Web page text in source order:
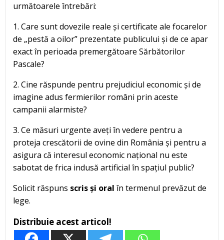
următoarele întrebări:
1. Care sunt dovezile reale și certificate ale focarelor
de „pestă a oilor” prezentate publicului și de ce apar
exact în perioada premergătoare Sărbătorilor
Pascale?
2. Cine răspunde pentru prejudiciul economic și de
imagine adus fermierilor români prin aceste
campanii alarmiste?
3. Ce măsuri urgente aveți în vedere pentru a
proteja crescătorii de ovine din România și pentru a
asigura că interesul economic național nu este
sabotat de frica indusă artificial în spațiul public?
Solicit răspuns scris și oral în termenul prevăzut de
lege.
Distribuie acest articol!